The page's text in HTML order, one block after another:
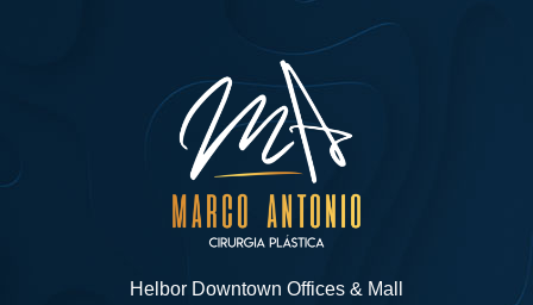
Helbor Downtown Offices & Mall